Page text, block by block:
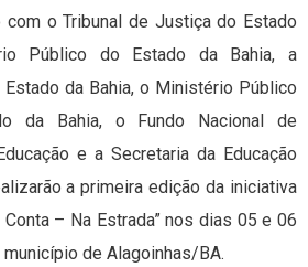
com o Tribunal de Justiça do Estado
Público do Estado da Bahia, a
da Bahia, o Ministério Público
da Bahia, o Fundo Nacional de
e a Secretaria da Educação
a primeira edição da iniciativa
– Na Estrada” nos dias 05 e 06
de Alagoinhas/BA.